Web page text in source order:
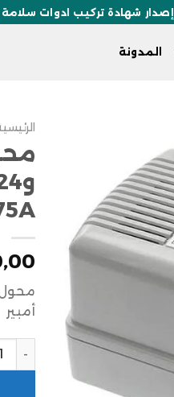
إصدار شهادة تركيب ادوات سلامة
المدونة
أمبير